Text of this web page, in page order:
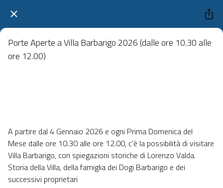
Porte Aperte a Villa Barbarigo 2026 (dalle ore 10.30 alle
ore 12.00)
A partire dal 4 Gennaio 2026 e ogni Prima Domenica del
Mese dalle ore 10.30 alle ore 12.00, c'è la possibilità di visitare
Villa Barbarigo, con spiegazioni storiche di Lorenzo Valda.
Storia della Villa, della famiglia dei Dogi Barbarigo e dei
successivi proprietari